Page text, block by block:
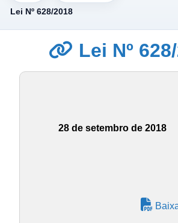
Lei Nº 628/2018
Lei Nº
28 de setembro de 2018